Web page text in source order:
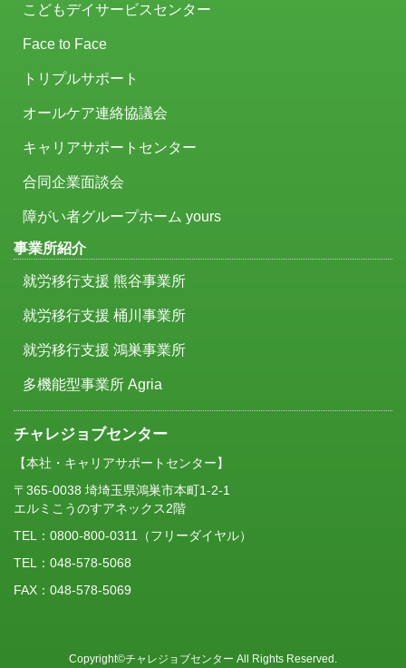
こどもデイサービスセンター
Face to Face
トリプルサポート
オールケア連絡協議会
キャリアサポートセンター
合同企業面談会
障がい者グループホーム yours
事業所紹介
就労移行支援 熊谷事業所
就労移行支援 桶川事業所
就労移行支援 鴻巣事業所
多機能型事業所 Agria
チャレジョブセンター
【本社・キャリアサポートセンター】
〒365-0038 埼埼玉県鴻巣市本町1-2-1
エルミこうのすアネックス2階
TEL： 0800-800-0311 （フリーダイヤル）
TEL：048-578-5068
FAX：048-578-5069
Copyright©チャレジョブセンター All Rights Reserved.